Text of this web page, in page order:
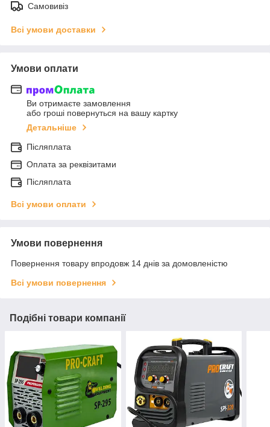
Самовивіз
Всі умови доставки
Умови оплати
Ви отримаєте замовлення
або гроші повернуться на вашу картку
Детальніше
Післяплата
Оплата за реквізитами
Післяплата
Всі умови оплати
Умови повернення
Повернення товару впродовж 14 днів за домовленістю
Всі умови повернення
Подібні товари компанії